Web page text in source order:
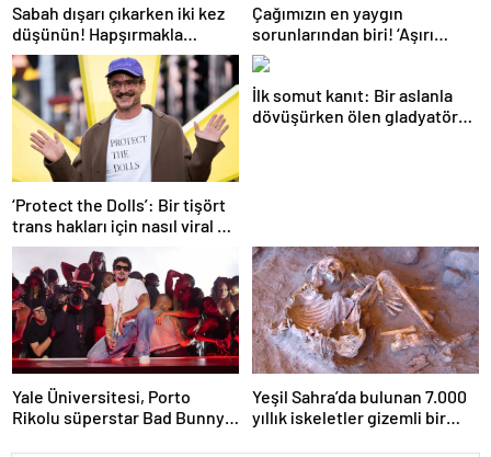
Sabah dışarı çıkarken iki kez
düşünün! Hapşırmakla
başlayıp astıma
dönüşebiliyor
Çağımızın en yaygın
sorunlarından biri! ‘Aşırı
düşünmeyle başa çıkmak
mümkün’
‘Protect the Dolls’: Bir tişört
trans hakları için nasıl viral bir
sembol haline geldi?
İlk somut kanıt: Bir aslanla
dövüşürken ölen gladyatörün
Yale Üniversitesi, Porto
Rikolu süperstar Bad Bunny
Yeşil Sahra’da bulunan 7.000
yıllık iskeletler gizemli bir